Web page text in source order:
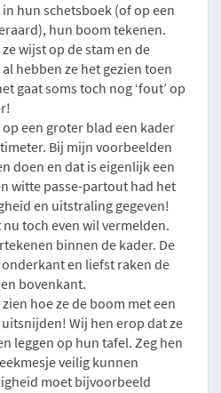
hun schetsboek (of op een
hun boom tekenen.
wijst op de stam en de
hebben ze het gezien toen
gaat soms toch nog ‘fout’ op
een groter blad een kader
Bij mijn voorbeelden
doen en dat is eigenlijk een
witte passe-partout had het
en uitstraling gegeven!
toch even wil vermelden.
binnen de kader. De
en liefst raken de
bovenkant.
hoe ze de boom met een
Wij hen erop dat ze
leggen op hun tafel. Zeg hen
veilig kunnen
moet bijvoorbeeld